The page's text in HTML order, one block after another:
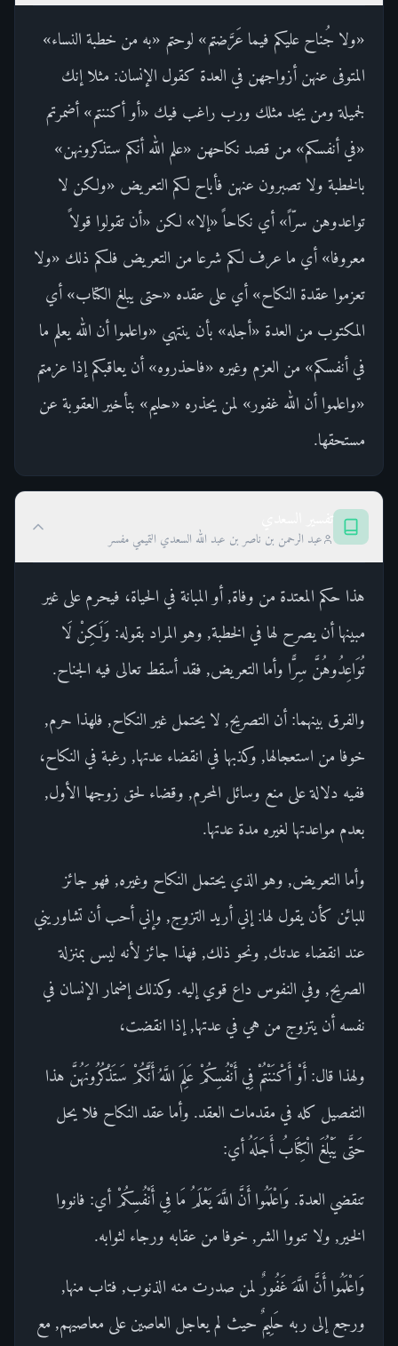
«ولا جُناح عليكم فيما عَرَّضتم» لوحتم «به من خطبة النساء»
المتوفى عنهن أزواجهن في العدة كقول الإنسان: مثلا إنك
لجميلة ومن يجد مثلك ورب راغب فيك «أو أكننتم» أضمرتم
«في أنفسكم» من قصد نكاحهن «علم الله أنكم ستذكرونهن»
بالخطبة ولا تصبرون عنهن فأباح لكم التعريض «ولكن لا
تواعدوهن سرّاً» أي نكاحاً «إلا» لكن «أن تقولوا قولاً
معروفا» أي ما عرف لكم شرعا من التعريض فلكم ذلك «ولا
تعزموا عقدة النكاح» أي على عقده «حتى يبلغ الكتاب» أي
المكتوب من العدة «أجله» بأن ينتهي «واعلموا أن الله يعلم ما
في أنفسكم» من العزم وغيره «فاحذروه» أن يعاقبكم إذا عزمتم
«واعلموا أن الله غفور» لمن يحذره «حليم» بتأخير العقوبة عن
مستحقها.
عبد الرحمن بن ناصر بن عبد الله السعدي التميمي مفسر
هذا حكم المعتدة من وفاة, أو المبانة في الحياة، فيحرم على غير
مبينها أن يصرح لها في الخطبة, وهو المراد بقوله: وَلَكِنْ لَا
تُوَاعِدُوهُنَّ سِرًّا وأما التعريض, فقد أسقط تعالى فيه الجناح.
والفرق بينهما: أن التصريح, لا يحتمل غير النكاح, فلهذا حرم,
خوفا من استعجالها, وكذبها في انقضاء عدتها, رغبة في النكاح،
ففيه دلالة على منع وسائل المحرم, وقضاء لحق زوجها الأول,
بعدم مواعدتها لغيره مدة عدتها.
وأما التعريض, وهو الذي يحتمل النكاح وغيره, فهو جائز
للبائن كأن يقول لها: إني أريد التزوج, وإني أحب أن تشاوريني
عند انقضاء عدتك, ونحو ذلك, فهذا جائز لأنه ليس بمنزلة
الصريح, وفي النفوس داع قوي إليه. وكذلك إضمار الإنسان في
نفسه أن يتزوج من هي في عدتها, إذا انقضت،
ولهذا قال: أَوْ أَكْنَنْتُمْ فِي أَنْفُسِكُمْ عَلِمَ اللَّهُ أَنَّكُمْ سَتَذْكُرُونَهُنَّ هذا
التفصيل كله في مقدمات العقد. وأما عقد النكاح فلا يحل
حَتَّى يَبْلُغَ الْكِتَابُ أَجَلَهُ أي:
تنقضي العدة. وَاعْلَمُوا أَنَّ اللَّهَ يَعْلَمُ مَا فِي أَنْفُسِكُمْ أي: فانووا
الخير, ولا تنووا الشر, خوفا من عقابه ورجاء لثوابه.
وَاعْلَمُوا أَنَّ اللَّهَ غَفُورٌ لمن صدرت منه الذنوب, فتاب منها,
ورجع إلى ربه حَلِيمٌ حيث لم يعاجل العاصين على معاصيهم, مع